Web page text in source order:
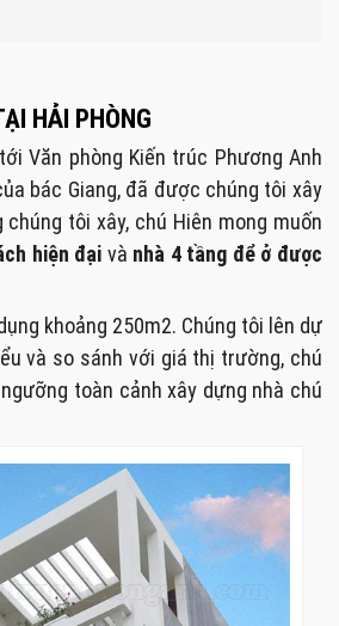
HẢI PHÒNG
Văn phòng Kiến trúc Phương Anh
bác Giang, đã được chúng tôi xây
tôi xây, chú Hiên mong muốn
hiện đại và nhà 4 tầng để ở được
khoảng 250m2. Chúng tôi lên dự
và so sánh với giá thị trường, chú
toàn cảnh xây dựng nhà chú